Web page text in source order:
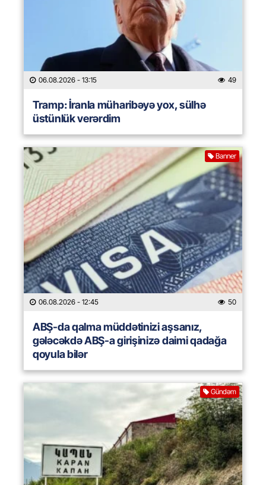
06.08.2026 - 13:15 49
Tramp: İranla müharibəyə yox, sülhə
üstünlük verərdim
Banner
06.08.2026 - 12:45 50
ABŞ-da qalma müddətinizi aşsanız,
gələcəkdə ABŞ-a girişinizə daimi qadağa
qoyula bilər
Gündəm